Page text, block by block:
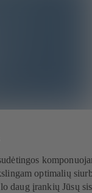
optimalių
daug įrankių Jūsų